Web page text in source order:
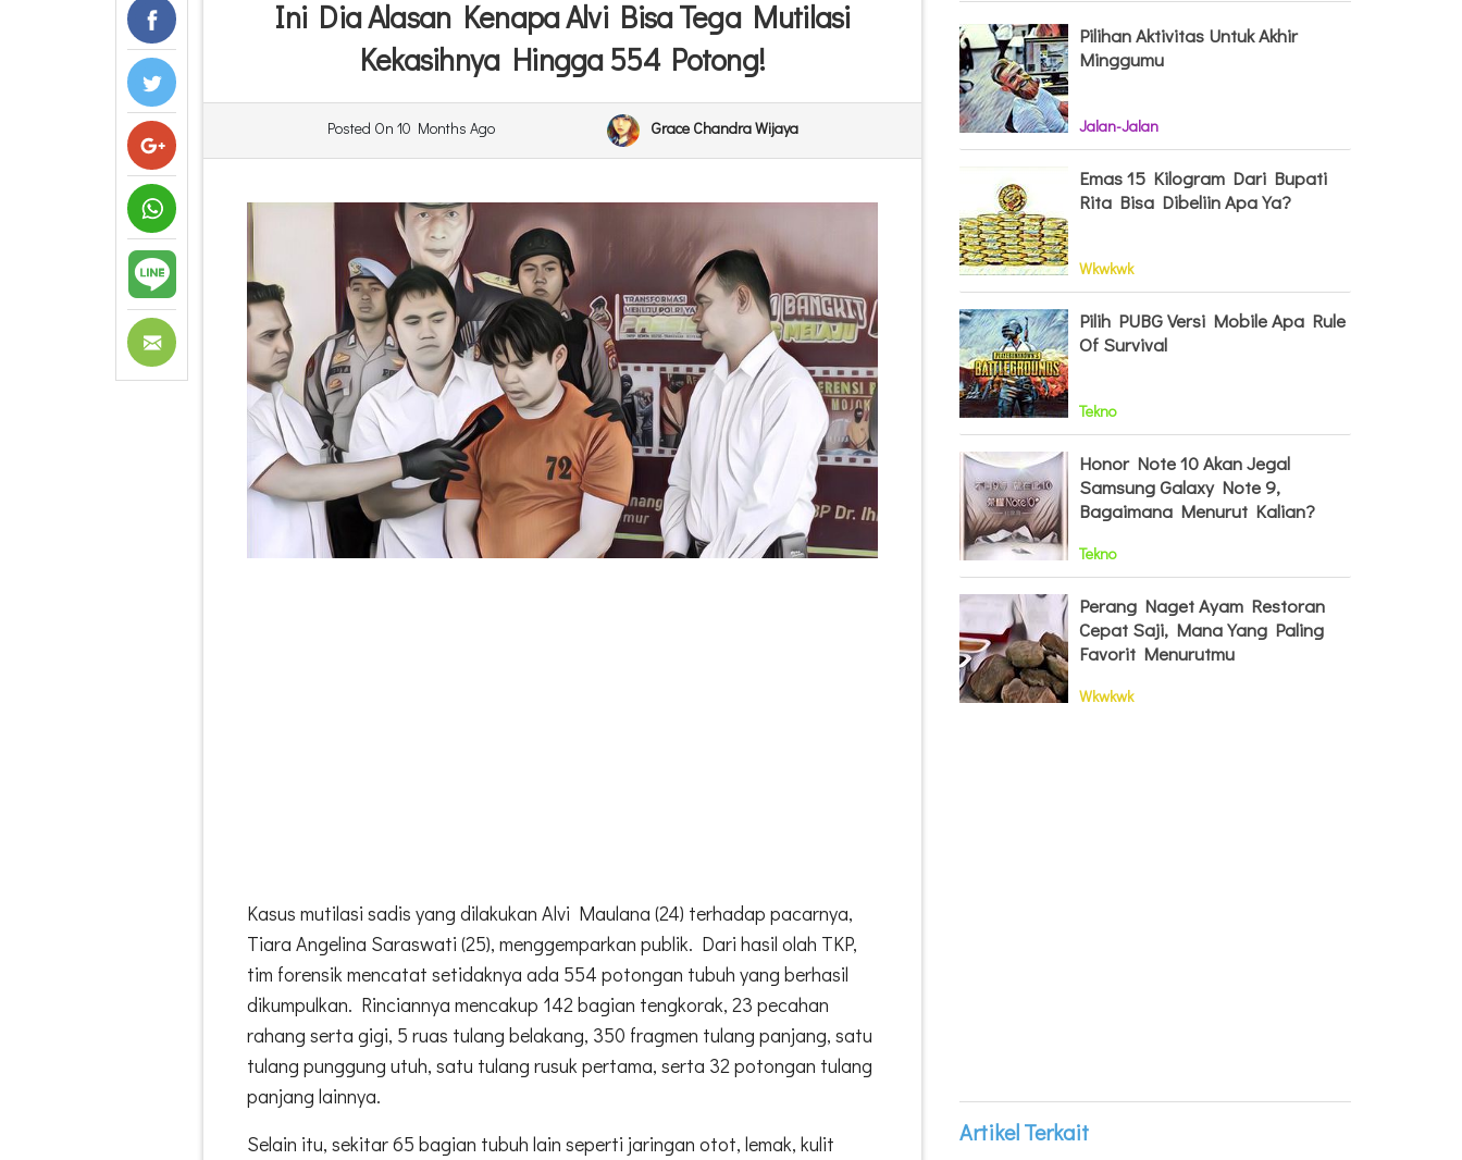
Ini Dia Alasan Kenapa Alvi Bisa Tega Mutilasi
Kekasihnya Hingga 554 Potong!
Posted On 10 Months Ago Grace Chandra Wijaya
Kasus mutilasi sadis yang dilakukan Alvi Maulana (24) terhadap pacarnya,
Tiara Angelina Saraswati (25), menggemparkan publik. Dari hasil olah TKP,
tim forensik mencatat setidaknya ada 554 potongan tubuh yang berhasil
dikumpulkan. Rinciannya mencakup 142 bagian tengkorak, 23 pecahan
rahang serta gigi, 5 ruas tulang belakang, 350 fragmen tulang panjang, satu
tulang punggung utuh, satu tulang rusuk pertama, serta 32 potongan tulang
panjang lainnya.
Selain itu, sekitar 65 bagian tubuh lain seperti jaringan otot, lemak, kulit
Pilihan Aktivitas Untuk Akhir
Minggumu
Jalan-Jalan
Emas 15 Kilogram Dari Bupati
Rita Bisa Dibeliin Apa Ya?
Wkwkwk
Pilih PUBG Versi Mobile Apa Rule
Of Survival
Tekno
Honor Note 10 Akan Jegal
Samsung Galaxy Note 9,
Bagaimana Menurut Kalian?
Tekno
Perang Naget Ayam Restoran
Cepat Saji, Mana Yang Paling
Favorit Menurutmu
Wkwkwk
Artikel Terkait